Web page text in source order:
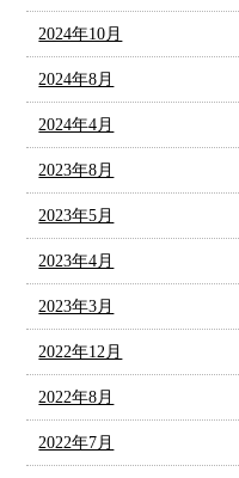
2024年10月
2024年8月
2024年4月
2023年8月
2023年5月
2023年4月
2023年3月
2022年12月
2022年8月
2022年7月